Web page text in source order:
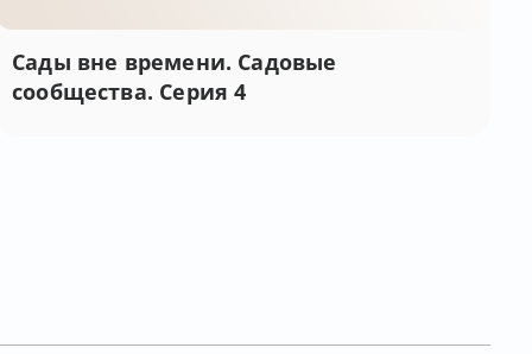
Сады вне времени. Садовые
сообщества. Серия 4